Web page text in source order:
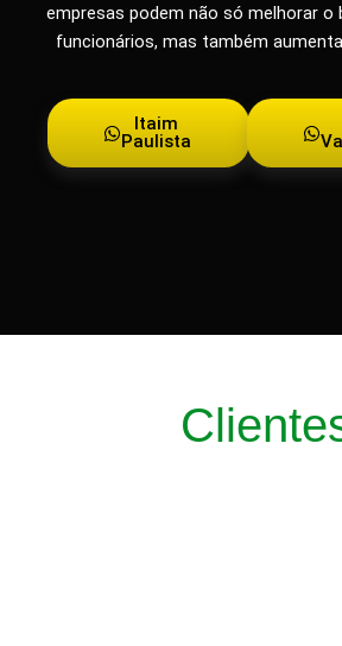
empresas podem não só melhorar o
funcionários, mas também
Itaim
Paulista